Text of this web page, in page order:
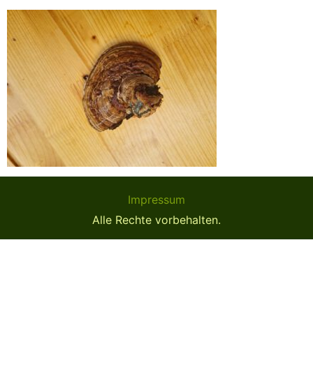
Impressum
Alle Rechte vorbehalten.